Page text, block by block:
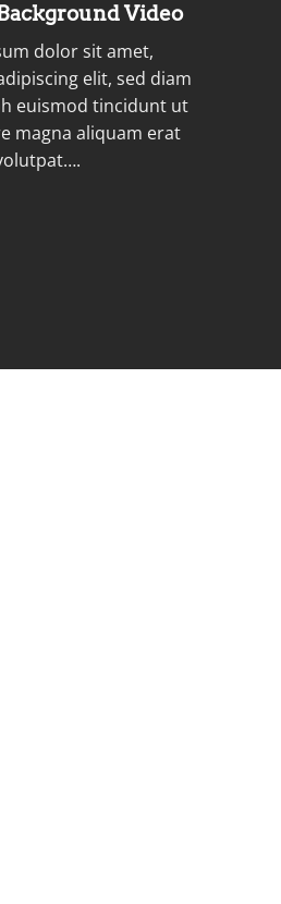
Video
dolor sit amet,
elit, sed diam
euismod tincidunt ut
magna aliquam erat